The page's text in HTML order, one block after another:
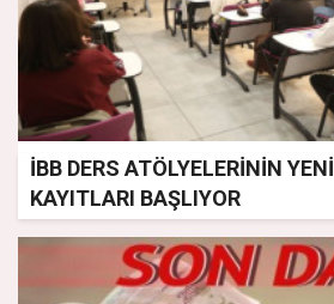
İBB DERS ATÖLYELERİNİN
KAYITLARI BAŞLIYOR